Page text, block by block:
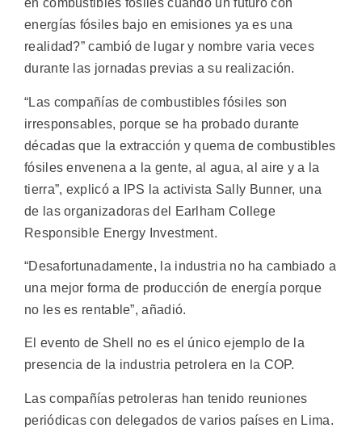
en combustibles fósiles cuando un futuro con
energías fósiles bajo en emisiones ya es una
realidad?” cambió de lugar y nombre varia veces
durante las jornadas previas a su realización.
“Las compañías de combustibles fósiles son
irresponsables, porque se ha probado durante
décadas que la extracción y quema de combustibles
fósiles envenena a la gente, al agua, al aire y a la
tierra”, explicó a IPS la activista Sally Bunner, una
de las organizadoras del Earlham College
Responsible Energy Investment.
“Desafortunadamente, la industria no ha cambiado a
una mejor forma de producción de energía porque
no les es rentable”, añadió.
El evento de Shell no es el único ejemplo de la
presencia de la industria petrolera en la COP.
Las compañías petroleras han tenido reuniones
periódicas con delegados de varios países en Lima.